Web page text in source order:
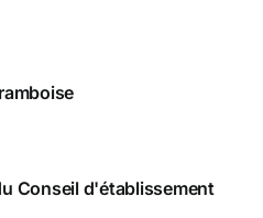
Conseil d'établissement